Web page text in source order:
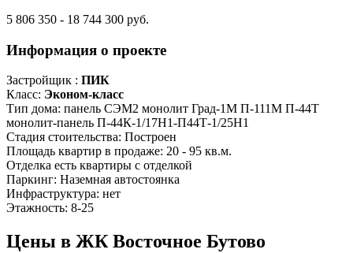
5 806 350 - 18 744 300 руб.
Информация о проекте
Застройщик : ПИК
Класс: Эконом-класс
Тип дома: панель СЭМ2 монолит Град-1М П-111М П-44Т
монолит-панель П-44К-1/17Н1-П44Т-1/25Н1
Стадия стоительства: Построен
Площадь квартир в продаже: 20 - 95 кв.м.
Отделка есть квартиры с отделкой
Паркинг: Наземная автостоянка
Инфраструктура: нет
Этажность: 8-25
Цены в ЖК Восточное Бутово